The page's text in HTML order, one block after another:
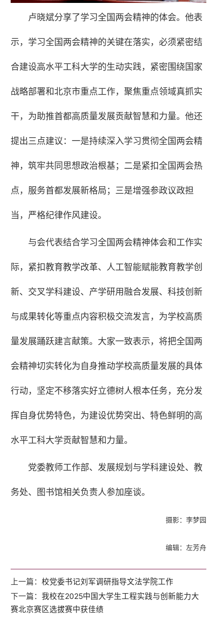
卢晓斌分享了学习全国两会精神的体会。他表
示，学习全国两会精神的关键在落实，必须紧密结
合建设高水平工科大学的生动实践，紧密围绕国家
战略部署和北京市重点工作，聚焦重点领域真抓实
干，为助推首都高质量发展贡献智慧和力量。他还
提出三点建议：一是持续深入学习贯彻全国两会精
神，筑牢共同思想政治根基；二是紧扣全国两会热
点，服务首都发展新格局；三是增强参政议政担
当，严格纪律作风建设。
与会代表结合学习全国两会精神体会和工作实
际，紧扣教育教学改革、人工智能赋能教育教学创
新、交叉学科建设、产学研用融合发展、科技创新
与成果转化等重点内容积极交流发言，为学校高质
量发展踊跃建言献策。大家一致表示，将把全国两
会精神切实转化为自身推动学校高质量发展的具体
行动，坚定不移落实好立德树人根本任务，充分发
挥自身优势特色，为建设优势突出、特色鲜明的高
水平工科大学贡献智慧和力量。
党委教师工作部、发展规划与学科建设处、教
务处、图书馆相关负责人参加座谈。
摄影：李梦园
编辑：左芳舟
上一篇：校党委书记刘军调研指导文法学院工作
下一篇：我校在2025中国大学生工程实践与创新能力大
赛北京赛区选拔赛中获佳绩